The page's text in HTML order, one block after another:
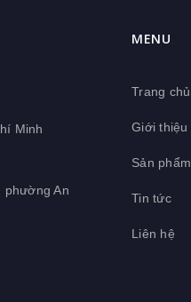
Minh
phường An
MENU
Trang chủ
Giới thiệu
Sản phẩm
Tin tức
Liên hệ